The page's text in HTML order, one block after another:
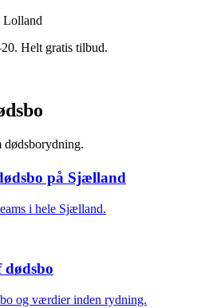
Lolland
Helt gratis tilbud.
på Sjælland
i hele Sjælland.
og værdier inden rydning.